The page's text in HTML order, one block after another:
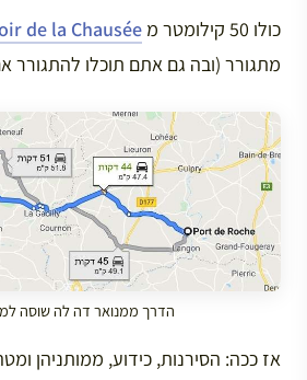
כולו 50 קילומטר מ de la Chausée
מתגורר (ובה גם אתם תוכלו להתגורר
הדרך ממנואר דה לה שוסה
אז ככה: הסירנות, כידוע, ממותניהן